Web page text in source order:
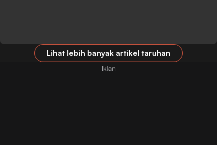
Lihat lebih banyak artikel taruhan